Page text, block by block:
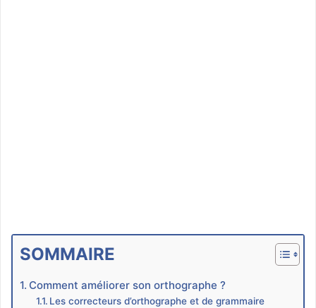
SOMMAIRE
Comment améliorer son orthographe ?
Les correcteurs d’orthographe et de grammaire